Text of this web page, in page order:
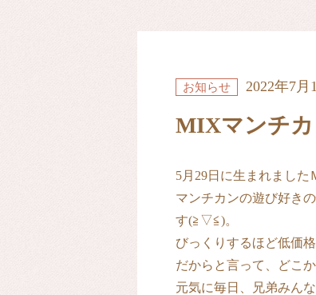
お知らせ 2022年7月
MIXマンチ
5月29日に生まれまし
マンチカンの遊び好き
す(≧▽≦)。
びっくりするほど低価
だからと言って、どこ
元気に毎日、兄弟みん